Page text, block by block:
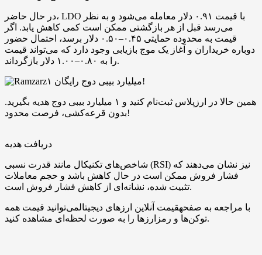
در حال حاضر، LDO با قیمت ۰.۹۱ دلار معامله می‌شود و به نظر
می‌رسد قبل از هر بازگشتی ممکن است کمی کاهش یابد. اگر
قیمت به محدوده حمایتی ۰.۴۵–۰.۵۰ دلار برسد، احتمال حضور
دوباره خریداران و آغاز یک موج بازیابی وجود دارد که می‌تواند قیمت
را به ۰.۸۰–۱.۰۰ دلار بازگرداند.
۱ میلیارد بیبی دوج رایگان!
همین حالا در ارزپلاس ثبت‌نام کنید و ۱ میلیارد بیبی دوج هدیه بگیرید.
بدون قرعه‌کشی، فرصت محدود!
دریافت هدیه
شاخص‌های تکنیکال مانند قدرت نسبی (RSI) نیز نشان می‌دهند که
فشار فروش ممکن است در حال کاهش باشد و حجم معاملات
تثبیت شده، نشانه‌ای از کاهش فشار فروش است.
با مراجعه به صفحهقیمت آنلاین ارزهای دیجیتالمی‌توانید قیمت همه
توکن‌ها و رمزارزها را به صورت لحظه‌ای مشاهده کنید.